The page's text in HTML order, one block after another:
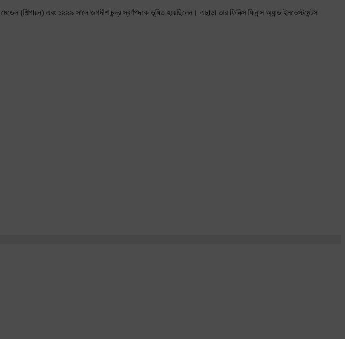
(শিল্পায়ন) এবং ১৯৯৯ সালে জগদীশ চন্দ্র স্বর্ণপদকে ভূষিত হয়েছিলেন। এছাড়া তার ফিনিক্স ফিনান্স অ্যান্ড ইনভেস্টমেন্টস